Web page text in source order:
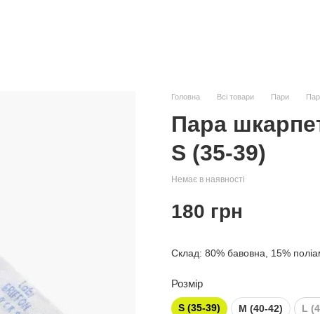
Головна Всі товари Пари
Пара
S (35-39)
Немає в наявності
180 грн
Склад: 80% бавовна, 15%
Розмір
S (35-39) M (40-42) L